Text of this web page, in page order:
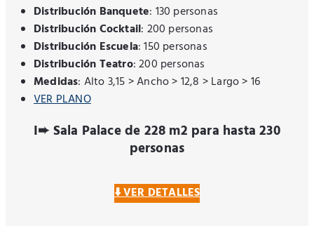
Distribución Banquete: 130 personas
Distribución Cocktail: 200 personas
Distribución Escuela: 150 personas
Distribución Teatro: 200 personas
Medidas: Alto 3,15 > Ancho > 12,8 > Largo > 16
VER PLANO
I➨ Sala Palace de 228 m2 para hasta 230
personas
⬇️ VER DETALLES